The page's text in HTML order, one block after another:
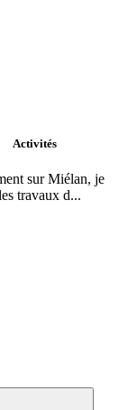
Activités
sur Miélan, je
travaux d...